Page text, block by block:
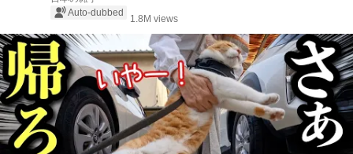
Auto-dubbed
1.8M views